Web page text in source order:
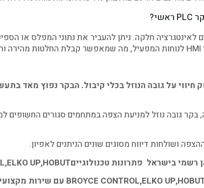
חלקה. ניתן להעביר את נתוני המפלס או
על גובה הנוזל בכלי קיבול. הבקר נפוץ מאד
בקר גובה נוזל למניעת הצפה במתחמים סגורים החשופים
ושולחות דיווח מסוגים שונים הניתנים לאפיון.
רשמי בישראל פתרונות טכנולוגייםUP,HOBUT
BROYCE CONTROL,ELKO עם שירות